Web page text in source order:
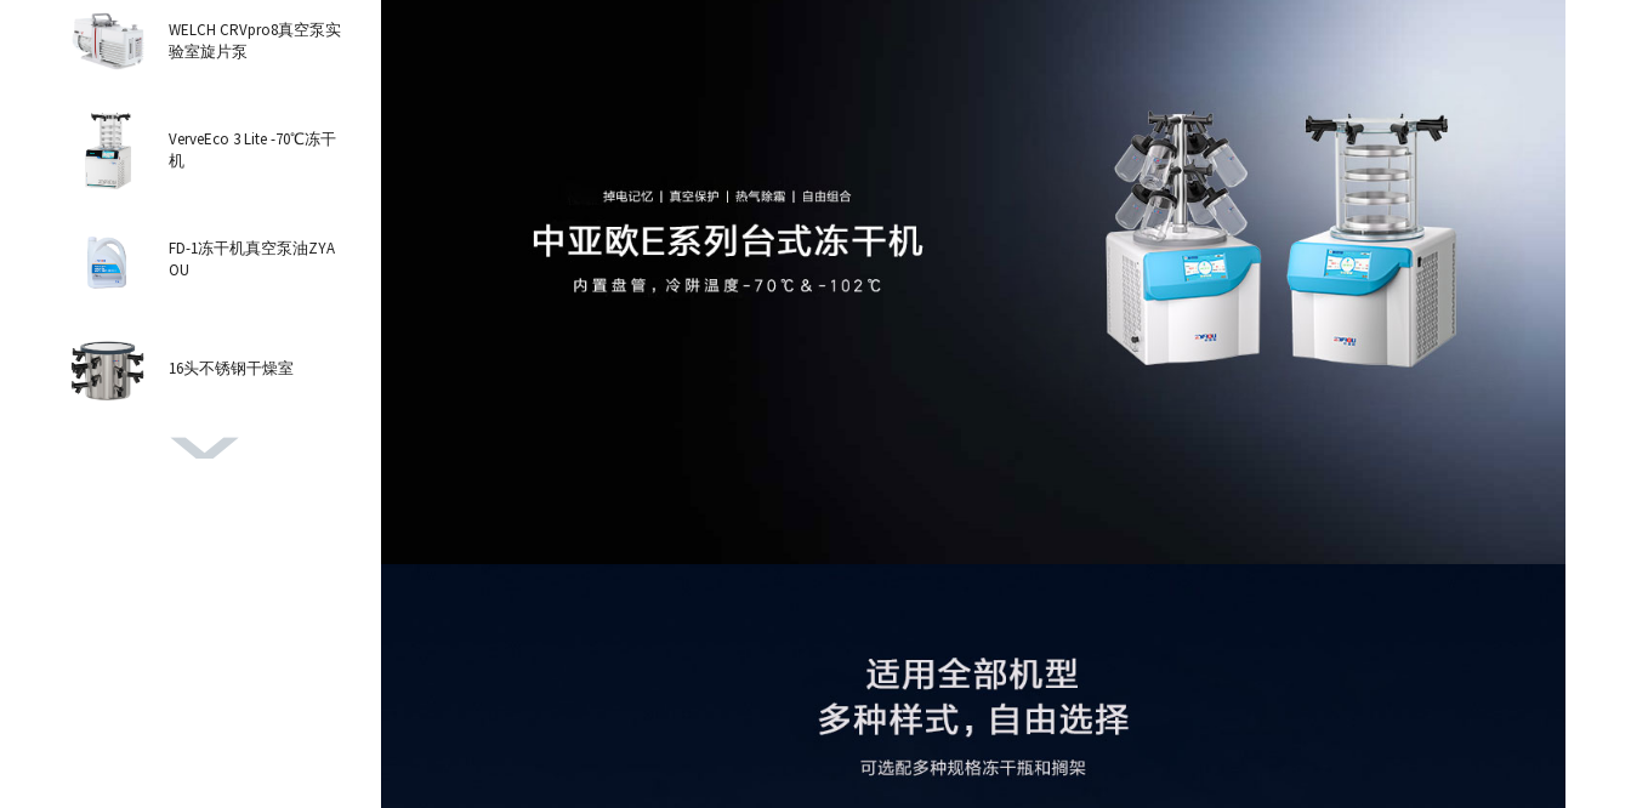
WELCH CRVpro8真空泵实
验室旋片泵
VerveEco 3 Lite -70℃冻干
机
FD-1冻干机真空泵油ZYA
OU
16头不锈钢干燥室